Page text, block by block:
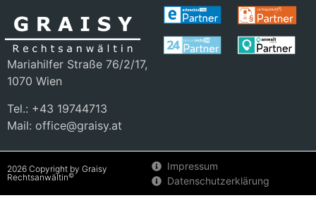
Mariahilfer Straße 76/2/17,
1070 Wien
Tel.: +43 19744713
Mail: office@graisy.at
2026 Copyright by Graisy
Rechtsanwältin©
Impressum
Datenschutzerklärung